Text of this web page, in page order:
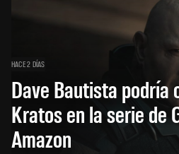
HACE 2 DÍAS
Dave Bautista podría
Kratos en la serie de
Amazon